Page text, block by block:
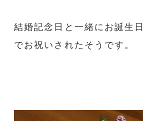
結婚記念日と一緒にお誕生
でお祝いされたそうです。